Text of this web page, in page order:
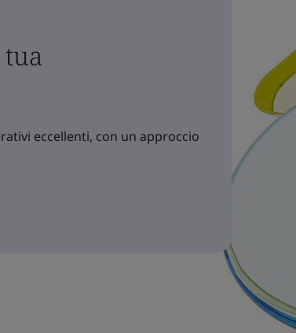
eccellenti, con un approccio